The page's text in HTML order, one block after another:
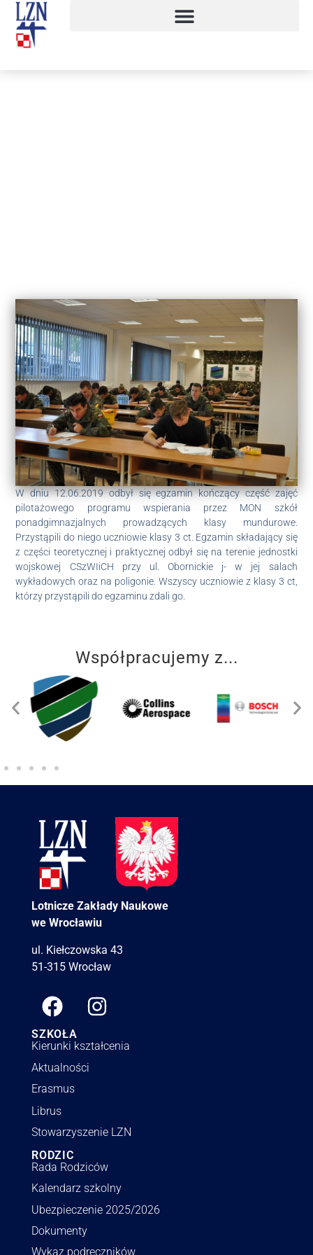
W dniu 12.06.2019 odbył się egzamin kończący część zajęć
pilotażowego programu wspierania przez MON szkół
ponadgimnazjalnych prowadzących klasy mundurowe.
Przystąpili do niego uczniowie klasy 3 ct. Egzamin składający się
z części teoretycznej i praktycznej odbył się na terenie jednostki
wojskowej CSzWIiCH przy ul. Obornickie j- w jej salach
wykładowych oraz na poligonie. Wszyscy uczniowie z klasy 3 ct,
którzy przystąpili do egzaminu zdali go.
Współpracujemy z...
Lotnicze Zakłady Naukowe
we Wrocławiu
ul. Kiełczowska 43
51-315 Wrocław
SZKOŁA
Kierunki kształcenia
Aktualności
Erasmus
Librus
Stowarzyszenie LZN
RODZIC
Rada Rodziców
Kalendarz szkolny
Ubezpieczenie 2025/2026
Dokumenty
Wykaz podręczników